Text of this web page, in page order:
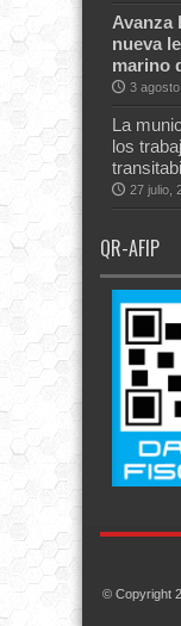
Avanza
nueva
marino
3
La
los
27 julio,
QR-AFIP
© Copyright